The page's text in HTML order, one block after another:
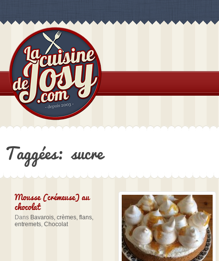
Taggées: sucre
Mousse (crémeuse) au
chocolat
Dans Bavarois, crèmes, flans,
entremets, Chocolat